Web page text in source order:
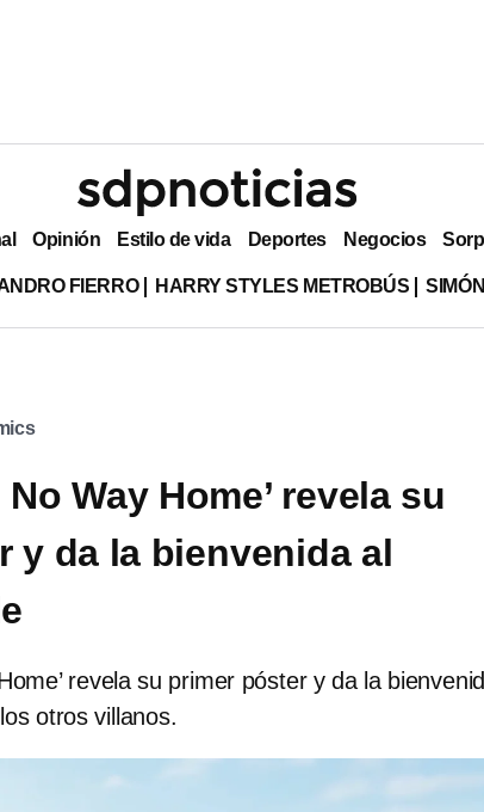
Opinión Estilo de vida Deportes Negocios
FIERRO HARRY STYLES METROBÚS
Way Home’ revela su
y da la bienvenida al
revela su primer póster y da la
otros villanos.